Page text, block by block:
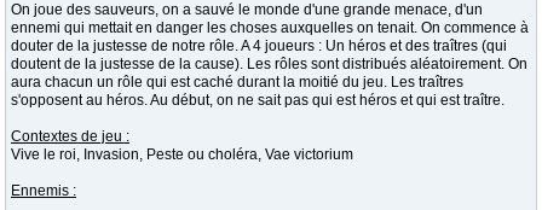
On joue des sauveurs, on a sauvé le monde d'une grande menace, d'un
ennemi qui mettait en danger les choses auxquelles on tenait. On commence à
douter de la justesse de notre rôle. A 4 joueurs : Un héros et des traîtres (qui
doutent de la justesse de la cause). Les rôles sont distribués aléatoirement. On
aura chacun un rôle qui est caché durant la moitié du jeu. Les traîtres
s'opposent au héros. Au début, on ne sait pas qui est héros et qui est traître.
Contextes de jeu :
Vive le roi, Invasion, Peste ou choléra, Vae victorium
Ennemis :